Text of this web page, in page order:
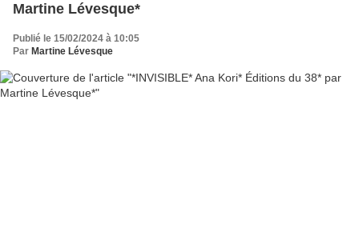
Martine Lévesque*
Publié le 15/02/2024 à 10:05
Par Martine Lévesque